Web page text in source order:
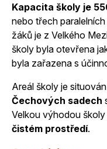
Kapacita školy je
nebo třech
žáků je z Velkého
školy byla otevřena
byla zařazena s
Areál školy je situován
Čechových sadech
Velkou výhodou školy
čistém prostředí.